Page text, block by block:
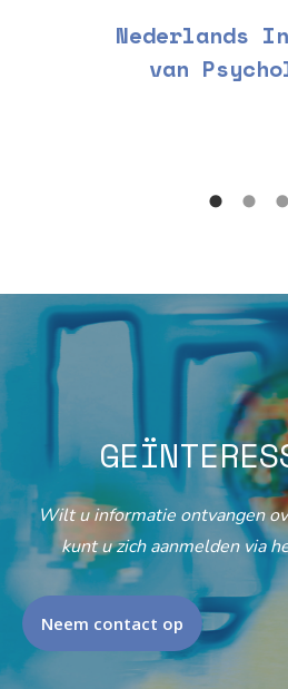
Nederlands
van
Wilt u informatie ontvangen
kunt u zich aanmelden via
Neem contact op